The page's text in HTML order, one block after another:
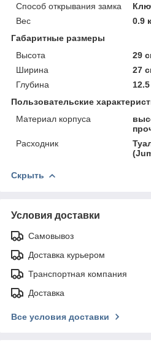
Способ открывания замка
Вес
0.9
Габаритные размеры
Высота
29
Ширина
27
Глубина
Пользовательские
Материал корпуса
Расходник
Скрыть
Условия доставки
Самовывоз
Доставка курьером
Транспортная компания
Доставка
Все условия доставки